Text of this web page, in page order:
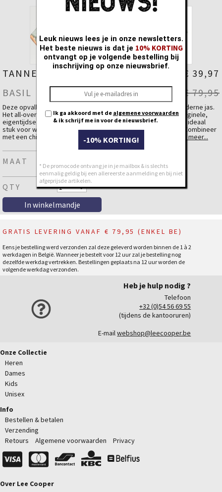
TANNER POLO
€ 39,97
BASIL
€ 79,95
Deze opvallende polo brengt een vleugje nostalgie in een moderne jas.
Het all-over retro motief in een trendy kleur zorgt voor een originele,
eigentijdse look. Dankzij de rechte, comfortabele fit is dit een ideaal
stuk voor wie houdt van stijlvolle casual outfits met karakter. Combineer
met een chino of short voor een zomerse, verfijnde look.
lees meer...
Materiaal
Katoen
Acryl
45 %
MAAT
QTY
GRATIS LEVERING VANAF € 79,95 (ENKEL BE)
Eens je bestelling werd verzonden zal deze geleverd worden binnen de 1 à 2
werkdagen in België. Wanneer je bestelt voor 12 uur zal je bestelling nog
dezelfde werkdag vertrekken. Bestellingen geplaats na 12 uur worden de
volgende werkdag verzonden.
Heb je hulp nodig ?
Telefoon
+32 (0)54 56 69 55
(tijdens de kantooruren)
E-mailwebshop@leecooper.be
Onze Collectie
Heren
Dames
Kids
Unisex
Info
Bestellen & betalen
Verzending
Retours
Algemene voorwaarden Privacy
Over Lee Cooper
Leuk nieuws lees je in onze newsletters.
Het beste nieuws is dat je 10% KORTING
ontvangt op je volgende bestelling bij
inschrijving op onze nieuwsbrief.
Ik ga akkoord met de algemene voorwaarden
& ik schrijf me in voor de nieuwsbrief.
-10% KORTING!
* De promocode ontvang je in je mailbox & is slechts
eenmalig geldig bij een allereerste aanmelding en bij niet
afgeprijsde artikelen.